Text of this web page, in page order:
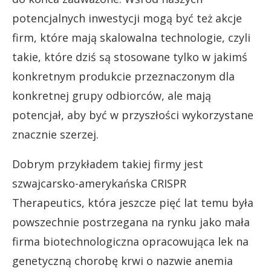
potencjalnych inwestycji mogą być też akcje
firm, które mają skalowalna technologie, czyli
takie, które dziś są stosowane tylko w jakimś
konkretnym produkcie przeznaczonym dla
konkretnej grupy odbiorców, ale mają
potencjał, aby być w przyszłości wykorzystane
znacznie szerzej.
Dobrym przykładem takiej firmy jest
szwajcarsko-amerykańska CRISPR
Therapeutics, która jeszcze pięć lat temu była
powszechnie postrzegana na rynku jako mała
firma biotechnologiczna opracowująca lek na
genetyczną chorobę krwi o nazwie anemia